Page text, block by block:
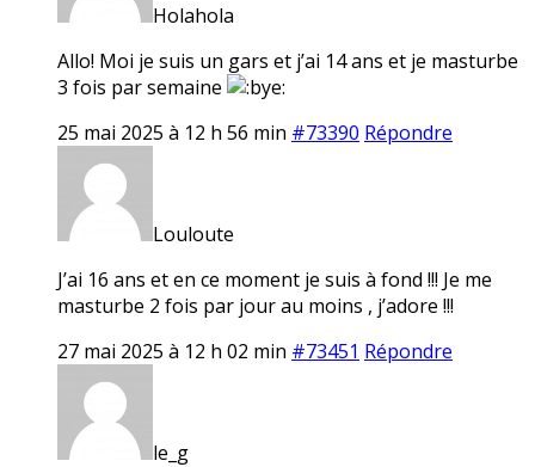
Holahola
Allo! Moi je suis un gars et j’ai 14 ans et je masturbe
3 fois par semaine
25 mai 2025 à 12 h 56 min #73390 Répondre
Louloute
J’ai 16 ans et en ce moment je suis à fond !!! Je me
masturbe 2 fois par jour au moins , j’adore !!!
27 mai 2025 à 12 h 02 min #73451 Répondre
le_g